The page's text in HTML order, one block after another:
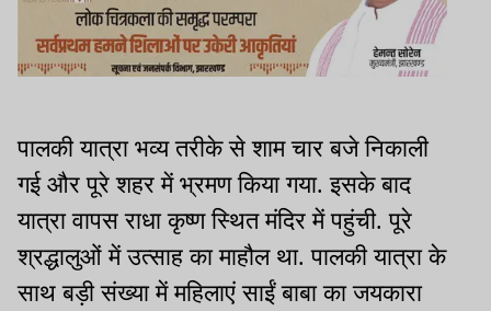
पालकी यात्रा भव्य तरीके से शाम चार बजे निकाली
गई और पूरे शहर में भ्रमण किया गया. इसके बाद
यात्रा वापस राधा कृष्ण स्थित मंदिर में पहुंची. पूरे
श्रद्धालुओं में उत्साह का माहौल था. पालकी यात्रा के
साथ बड़ी संख्या में महिलाएं साईं बाबा का जयकारा